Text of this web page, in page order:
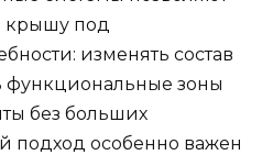
крышу под
изменять состав
функциональные зоны
без больших
подход особенно важен